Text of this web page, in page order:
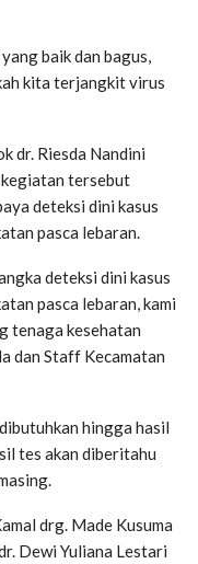
baik dan bagus,
kita terjangkit virus
dr. Riesda Nandini
tersebut
deteksi dini kasus
pasca lebaran.
deteksi dini kasus
pasca lebaran, kami
tenaga kesehatan
dan Staff Kecamatan
hingga hasil
tes akan diberitahu
drg. Made Kusuma
Dewi Yuliana Lestari